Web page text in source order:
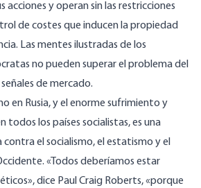
acciones y operan sin las restricciones
de costes que inducen la propiedad
Las mentes ilustradas de los
no pueden superar el problema del
de mercado.
en Rusia, y el enorme sufrimiento y
todos los países socialistas, es una
el socialismo, el estatismo y el
«Todos deberíamos estar
dice Paul Craig Roberts, «porque